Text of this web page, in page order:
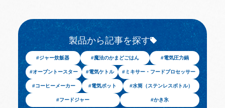
製品から記事を探す
ジャー炊飯器 魔法のかまどごはん 電気圧力鍋
オーブントースター 電気ケトル ミキサー・フードプロセッサー
コーヒーメーカー 電気ポット 水筒（ステンレスボトル）
フードジャー かき氷